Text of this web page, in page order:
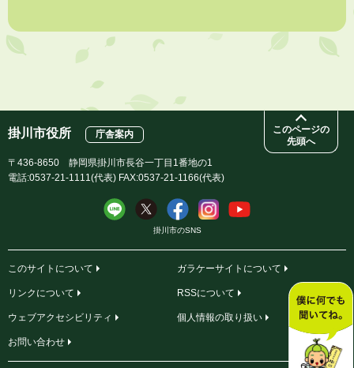
このページの
先頭へ
掛川市役所 庁舎案内
〒436-8650 静岡県掛川市長谷一丁目1番地の1
電話:0537-21-1111(代表) FAX:0537-21-1166(代表)
掛川市のSNS
このサイトについて ガラケーサイトについて
リンクについて RSSについて
ウェブアクセシビリティ 個人情報の取り扱い
お問い合わせ